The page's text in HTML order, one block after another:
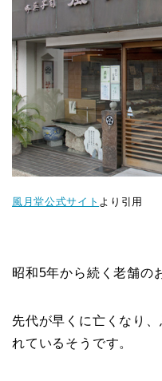
風月堂公式サイト より引用
昭和5年から続く老舗の
先代が早くに亡くなり
れているそうです。